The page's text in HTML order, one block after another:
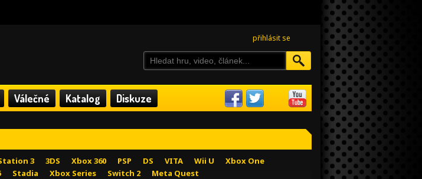
přihlásit se
Válečné Katalog Diskuze
3 3DS Xbox 360 PSP DS VITA Wii U
Xbox One
Stadia Xbox Series Switch 2 Meta Quest